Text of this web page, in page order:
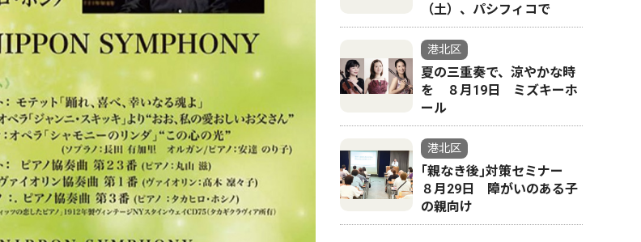
（土）、パシフィコで
港北区
夏の三重奏で、涼やかな時
を ８月19日 ミズキーホ
ール
港北区
｢親なき後｣対策セミナー
８月29日 障がいのある子
の親向け